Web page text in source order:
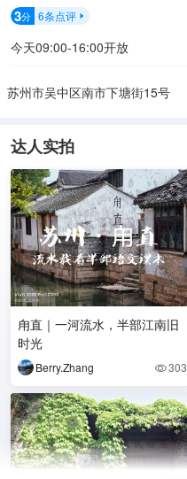
3分 6条点评 
今天09:00-16:00开放
苏州市吴中区南市下塘街15号
达人实拍
甪直｜一河流水，半部江南旧
时光
Berry.Zhang 303